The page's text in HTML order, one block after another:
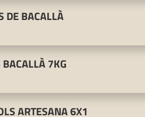
DE BACALLÀ
BACALLÀ 7KG
ARTESANA 6X1